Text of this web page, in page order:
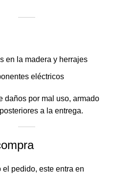
en la madera y herrajes
eléctricos
daños por mal uso, armado
a la entrega.
pedido, este entra en